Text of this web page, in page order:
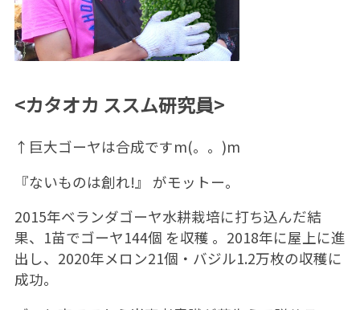
<カタオカ ススム研究員>
↑巨大ゴーヤは合成ですm(。。)m
『ないものは創れ!』 がモットー。
2015年ベランダゴーヤ水耕栽培に打ち込んだ結
果、1苗でゴーヤ144個 を収穫 。2018年に屋上に進
出し、2020年メロン21個・バジル1.2万枚の収穫に
成功。